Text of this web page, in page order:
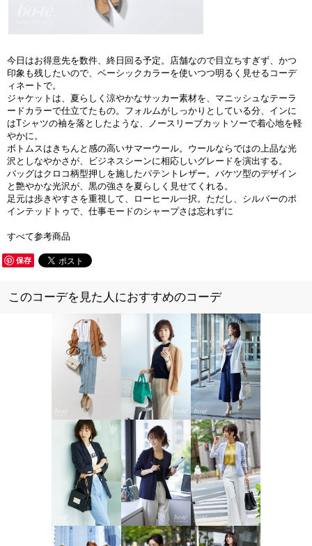
今日はお得意先を数件、終日回る予定。店舗なので目立ちすぎず、かつ
印象も残したいので、ベーシックカラーを使いつつ明るく見せるコーデ
ィネートで。
ジャケットは、夏らしく涼やかなサッカー素材を、マニッシュなテーラ
ードカラーで仕立てたもの。フォルムがしっかりとしている分、インに
はTシャツの袖を落としたような、ノースリーブカットソーで着心地を軽
やかに。
ボトムスはきちんと感の高いサマーウール。ウールならではの上品な光
沢としなやかさが、ビジネスシーンに相応しいグレードを演出する。
バッグはクロコ柄型押しを施したパテントレザー。バケツ型のデザイン
と艶やかな光沢が、黒の強さを夏らしく見せてくれる。
足元は歩きやすさを重視して、ローヒール一択。ただし、シルバーのポ
インテッドトゥで、仕事モードのシャープさは忘れずに
すべて参考商品
保存
このコーデを見た人におすすめのコーデ